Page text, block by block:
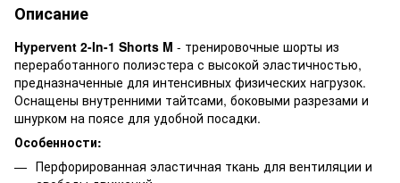
Описание
Hypervent 2-In-1 Shorts M - тренировочные шорты из
переработанного полиэстера с высокой эластичностью,
предназначенные для интенсивных физических нагрузок.
Оснащены внутренними тайтсами, боковыми разрезами и
шнурком на поясе для удобной посадки.
Особенности:
Перфорированная эластичная ткань для вентиляции и